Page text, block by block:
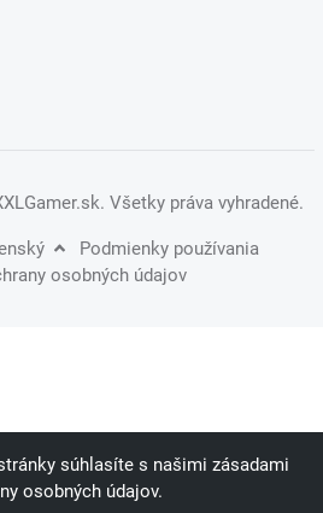
. Všetky práva vyhradené.
Podmienky používania
osobných údajov
súhlasíte s našimi zásadami
osobných údajov.